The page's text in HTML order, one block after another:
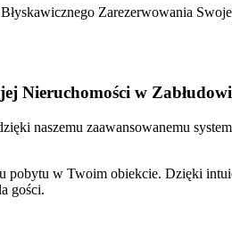
Zarezerwowania
Nieruchomości w
naszemu zaawansowanemu
w Twoim obiekcie. Dzięki
gości.